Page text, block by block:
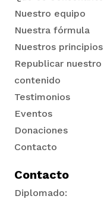
Nuestro equipo
Nuestra fórmula
Nuestros principios
Republicar nuestro
contenido
Testimonios
Eventos
Donaciones
Contacto
Contacto
Diplomado: